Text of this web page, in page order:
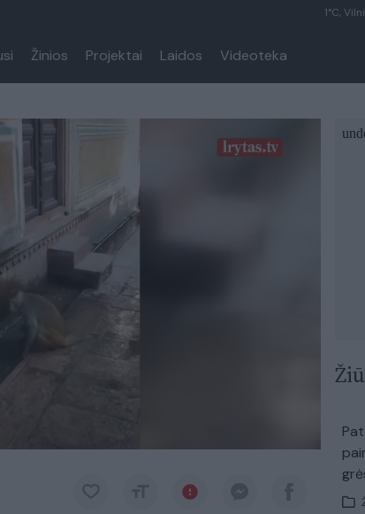
1°C,
Žinios Projektai Laidos Videoteka
Nustebsite pamatę, kokiu būdu beždžionė taupo vandenį
Atšaukti